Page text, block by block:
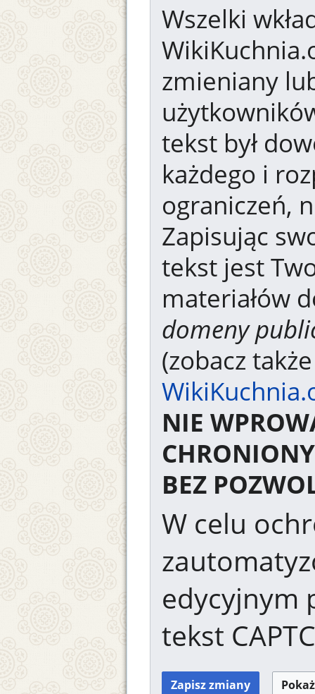
Wszelki
zmieniany
tekst był
każdego i
ograniczeń,
Zapisując
tekst jest
materiałów
domeny
(zobacz
NIE
BEZ
W celu
edycyjnym
tekst